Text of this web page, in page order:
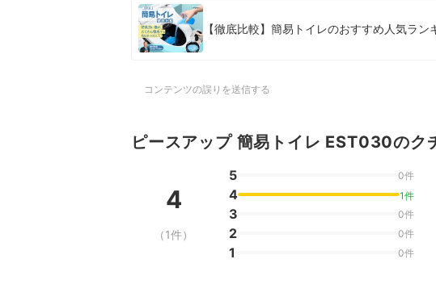
【徹底比較】簡易トイレのおすすめ人気ラ
コンテンツの誤りを送信する
ピースアップ 簡易トイレ EST030のク
4
（1件）
5 0件
4 1件
3 0件
2 0件
1 0件